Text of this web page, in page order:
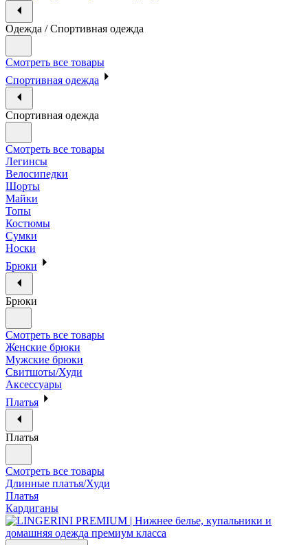
Одежда / Спортивная одежда
Смотреть все товары
Спортивная одежда
Спортивная одежда
Смотреть все товары
Легинсы
Велосипедки
Шорты
Майки
Топы
Костюмы
Сумки
Носки
Брюки
Брюки
Смотреть все товары
Женские брюки
Мужские брюки
Свитшоты/Худи
Аксессуары
Платья
Платья
Смотреть все товары
Длинные платья/Худи
Платья
Кардиганы